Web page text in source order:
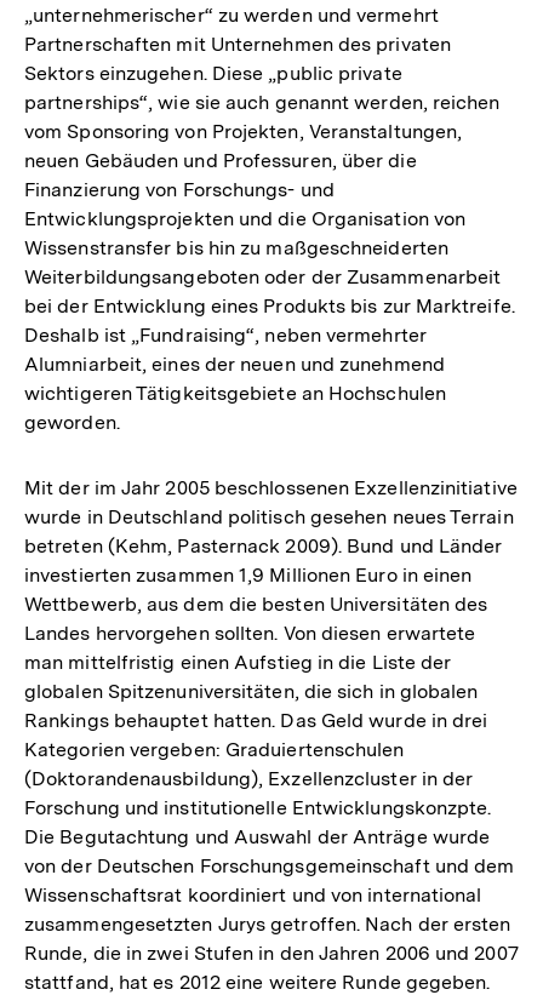
„unternehmerischer“ zu werden und vermehrt
Partnerschaften mit Unternehmen des privaten
Sektors einzugehen. Diese „public private
partnerships“, wie sie auch genannt werden, reichen
vom Sponsoring von Projekten, Veranstaltungen,
neuen Gebäuden und Professuren, über die
Finanzierung von Forschungs- und
Entwicklungsprojekten und die Organisation von
Wissenstransfer bis hin zu maßgeschneiderten
Weiterbildungsangeboten oder der Zusammenarbeit
bei der Entwicklung eines Produkts bis zur Marktreife.
Deshalb ist „Fundraising“, neben vermehrter
Alumniarbeit, eines der neuen und zunehmend
wichtigeren Tätigkeitsgebiete an Hochschulen
geworden.
Mit der im Jahr 2005 beschlossenen Exzellenzinitiative
wurde in Deutschland politisch gesehen neues Terrain
betreten (Kehm, Pasternack 2009). Bund und Länder
investierten zusammen 1,9 Millionen Euro in einen
Wettbewerb, aus dem die besten Universitäten des
Landes hervorgehen sollten. Von diesen erwartete
man mittelfristig einen Aufstieg in die Liste der
globalen Spitzenuniversitäten, die sich in globalen
Rankings behauptet hatten. Das Geld wurde in drei
Kategorien vergeben: Graduiertenschulen
(Doktorandenausbildung), Exzellenzcluster in der
Forschung und institutionelle Entwicklungskonzpte.
Die Begutachtung und Auswahl der Anträge wurde
von der Deutschen Forschungsgemeinschaft und dem
Wissenschaftsrat koordiniert und von international
zusammengesetzten Jurys getroffen. Nach der ersten
Runde, die in zwei Stufen in den Jahren 2006 und 2007
stattfand, hat es 2012 eine weitere Runde gegeben.